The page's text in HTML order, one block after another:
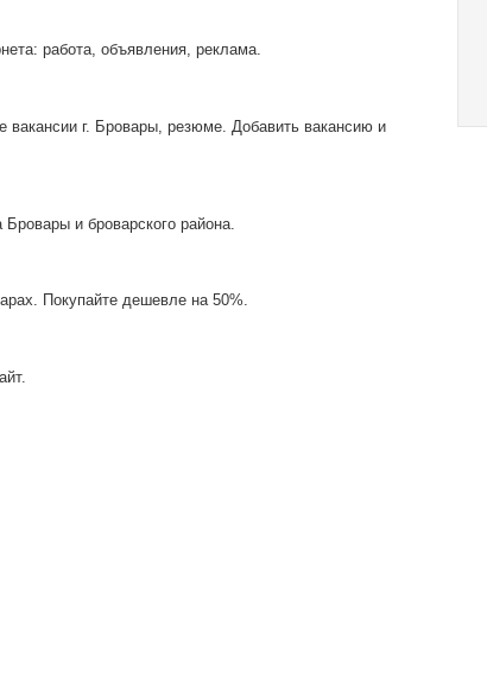
работа, объявления, реклама.
вакансии г. Бровары, резюме. Добавить вакансию и
и броварского района.
Покупайте дешевле на 50%.